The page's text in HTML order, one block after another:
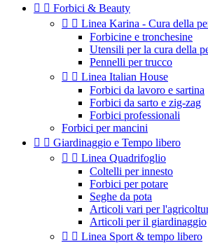
  Forbici & Beauty
  Linea Karina - Cura della
Forbicine e tronchesine
Utensili per la cura della
Pennelli per trucco
  Linea Italian House
Forbici da lavoro e sartina
Forbici da sarto e zig-zag
Forbici professionali
Forbici per mancini
  Giardinaggio e Tempo libero
  Linea Quadrifoglio
Coltelli per innesto
Forbici per potare
Seghe da pota
Articoli vari per
Articoli per il giardinaggio
  Linea Sport & tempo libero